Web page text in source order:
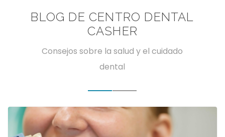
BLOG DE CENTRO DENTAL
CASHER
Consejos sobre la salud y el cuidado
dental